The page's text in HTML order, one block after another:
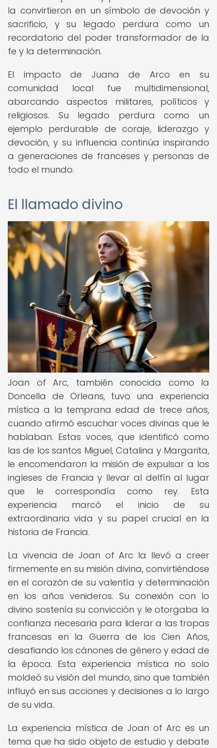
la convirtieron en un símbolo de devoción y
sacrificio, y su legado perdura como un
recordatorio del poder transformador de la
fe y la determinación.
El impacto de Juana de Arco en su
comunidad local fue multidimensional,
abarcando aspectos militares, políticos y
religiosos. Su legado perdura como un
ejemplo perdurable de coraje, liderazgo y
devoción, y su influencia continúa inspirando
a generaciones de franceses y personas de
todo el mundo.
El llamado divino
Joan of Arc, también conocida como la
Doncella de Orleans, tuvo una experiencia
mística a la temprana edad de trece años,
cuando afirmó escuchar voces divinas que le
hablaban. Estas voces, que identificó como
las de los santos Miguel, Catalina y Margarita,
le encomendaron la misión de expulsar a los
ingleses de Francia y llevar al delfín al lugar
que le correspondía como rey. Esta
experiencia marcó el inicio de su
extraordinaria vida y su papel crucial en la
historia de Francia.
La vivencia de Joan of Arc la llevó a creer
firmemente en su misión divina, convirtiéndose
en el corazón de su valentía y determinación
en los años venideros. Su conexión con lo
divino sostenía su convicción y le otorgaba la
confianza necesaria para liderar a las tropas
francesas en la Guerra de los Cien Años,
desafiando los cánones de género y edad de
la época. Esta experiencia mística no solo
moldeó su visión del mundo, sino que también
influyó en sus acciones y decisiones a lo largo
de su vida.
La experiencia mística de Joan of Arc es un
tema que ha sido objeto de estudio y debate